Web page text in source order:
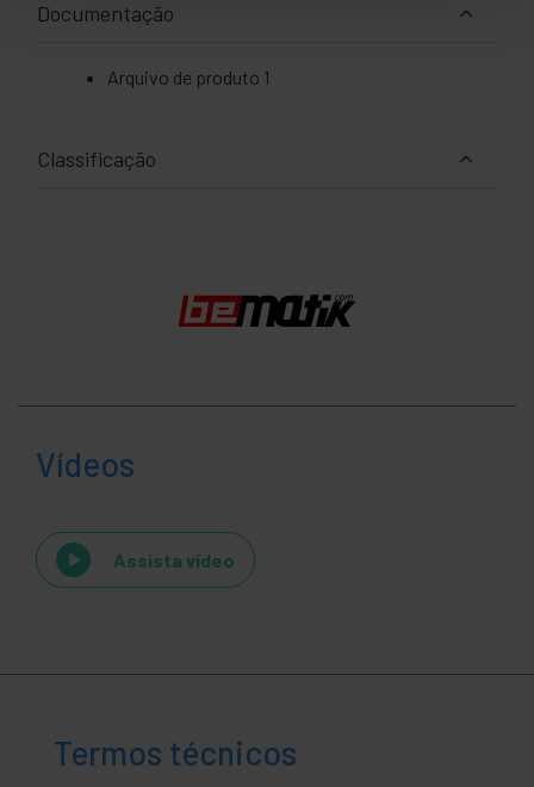
Documentação
Arquivo de produto 1
Classificação
Vídeos
Assista vídeo
Termos técnicos